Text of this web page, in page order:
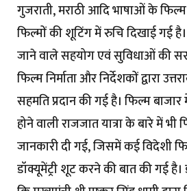
गुजराती, मराठी आदि भाषाओं के फिल्म
फिल्मों की शूटिंग में रुचि दिखाई गई है।
जाने वाले सहयोग एवं सुविधाओं की
फिल्म निर्माता और निर्देशकों द्वारा
सहमति प्रदान की गई है। फिल्म
होने वाली राजजात यात्रा के बारे में भी
जानकारी दी गई, जिसमें कई विदेशी
डॉक्यूमेंट्री शूट करने की बात की गई है।